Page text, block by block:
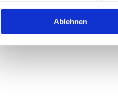
Ablehnen